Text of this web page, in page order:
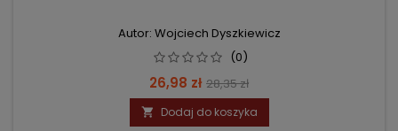
Autor: Wojciech Dyszkiewicz
(0)
Cena
26,98 zł Cena
podstawowa
28,35 zł
 Dodaj do koszyka